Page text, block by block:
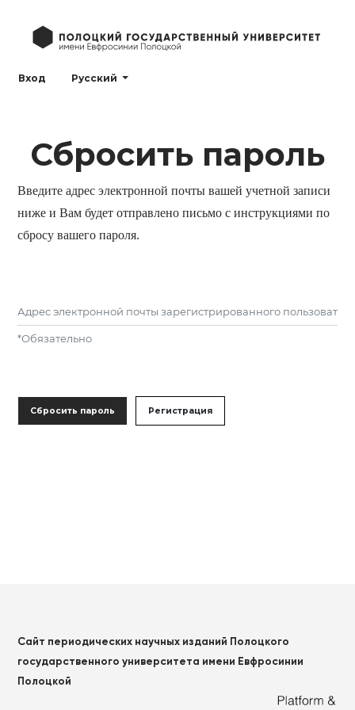
Вход Русский
Сбросить пароль
Введите адрес электронной почты вашей учетной записи
ниже и Вам будет отправлено письмо с инструкциями по
сбросу вашего пароля.
Адрес электронной почты зарегистрированного
*Обязательно
Сбросить пароль Регистрация
Сайт периодических научных изданий Полоцкого
государственного университета имени Евфросинии
Полоцкой